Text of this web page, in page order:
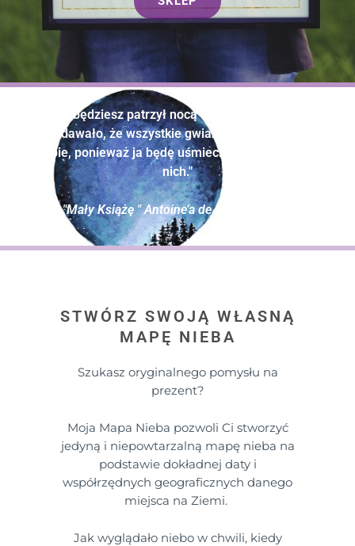
"Kiedy będziesz patrzył nocą w niebo, będzie ci się
wydawało, że wszystkie gwiazdy śmieją się do
ciebie, ponieważ ja będę uśmiechał się na jednej z
nich."
"Mały Książę " Antoine’a de Saint-Exupéry
STWÓRZ SWOJĄ WŁASNĄ
MAPĘ NIEBA
Szukasz oryginalnego pomysłu na
prezent?
Moja Mapa Nieba pozwoli Ci stworzyć
jedyną i niepowtarzalną mapę nieba na
podstawie dokładnej daty i
współrzędnych geograficznych danego
miejsca na Ziemi.
Jak wyglądało niebo w chwili, kiedy